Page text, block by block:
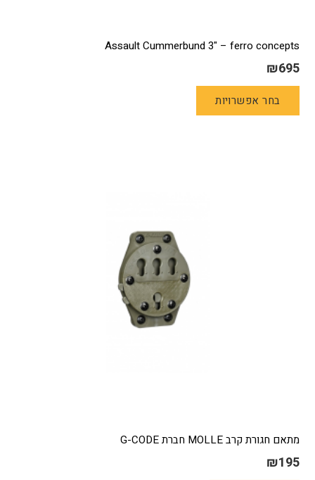
Assault Cummerbund 3" – ferro concepts
₪695
בחר אפשרויות
בעמוד
המוצר
מתאם חגורת קרב MOLLE חברת G-CODE
₪195